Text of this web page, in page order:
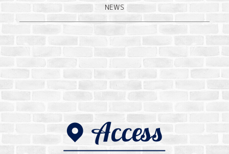
NEWS